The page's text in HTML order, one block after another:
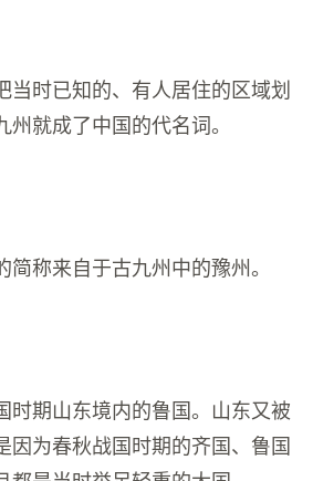
当时已知的、有人居住的区域划
州就成了中国的代名词。
简称来自于古九州中的豫州。
时期山东境内的鲁国。山东又被
因为春秋战国时期的齐国、鲁国